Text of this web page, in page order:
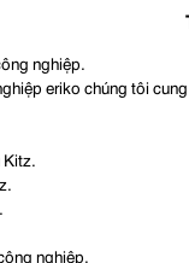
nghiệp.
eriko chúng tôi
Kitz.
nghiệp.